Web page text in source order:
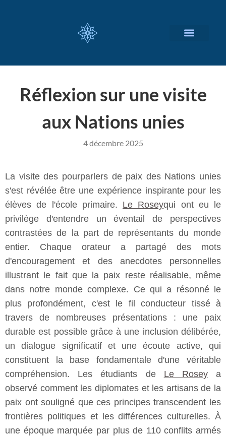
Réflexion sur une visite
aux Nations unies
4 décembre 2025
La visite des pourparlers de paix des Nations unies
s'est révélée être une expérience inspirante pour les
élèves de l'école primaire. Le Roseyqui ont eu le
privilège d'entendre un éventail de perspectives
contrastées de la part de représentants du monde
entier. Chaque orateur a partagé des mots
d'encouragement et des anecdotes personnelles
illustrant le fait que la paix reste réalisable, même
dans notre monde complexe. Ce qui a résonné le
plus profondément, c'est le fil conducteur tissé à
travers de nombreuses présentations : une paix
durable est possible grâce à une inclusion délibérée,
un dialogue significatif et une écoute active, qui
constituent la base fondamentale d'une véritable
compréhension. Les étudiants de Le Roseya
observé comment les diplomates et les artisans de la
paix ont souligné que ces principes transcendent les
frontières politiques et les différences culturelles. À
une époque marquée par plus de 110 conflits armés